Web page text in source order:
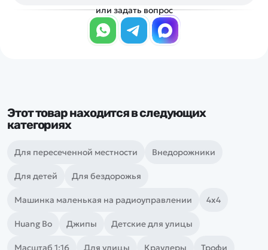
или задать вопрос
Этот товар находится в следующих
категориях
Для пересеченной местности Внедорожники
Для детей Для бездорожья
Машинка маленькая на радиоуправлении 4х4
Huang Bo Джипы Детские для улицы
Масштаб 1:16 Для улицы Краулеры Трофи